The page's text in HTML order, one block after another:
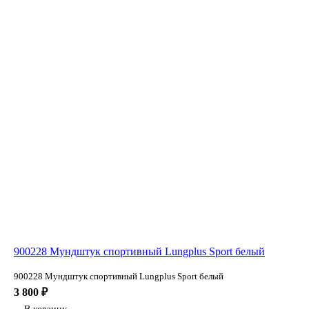
900228 Мундштук спортивный Lungplus Sport белый
900228 Мундштук спортивный Lungplus Sport белый
3 800 ₽